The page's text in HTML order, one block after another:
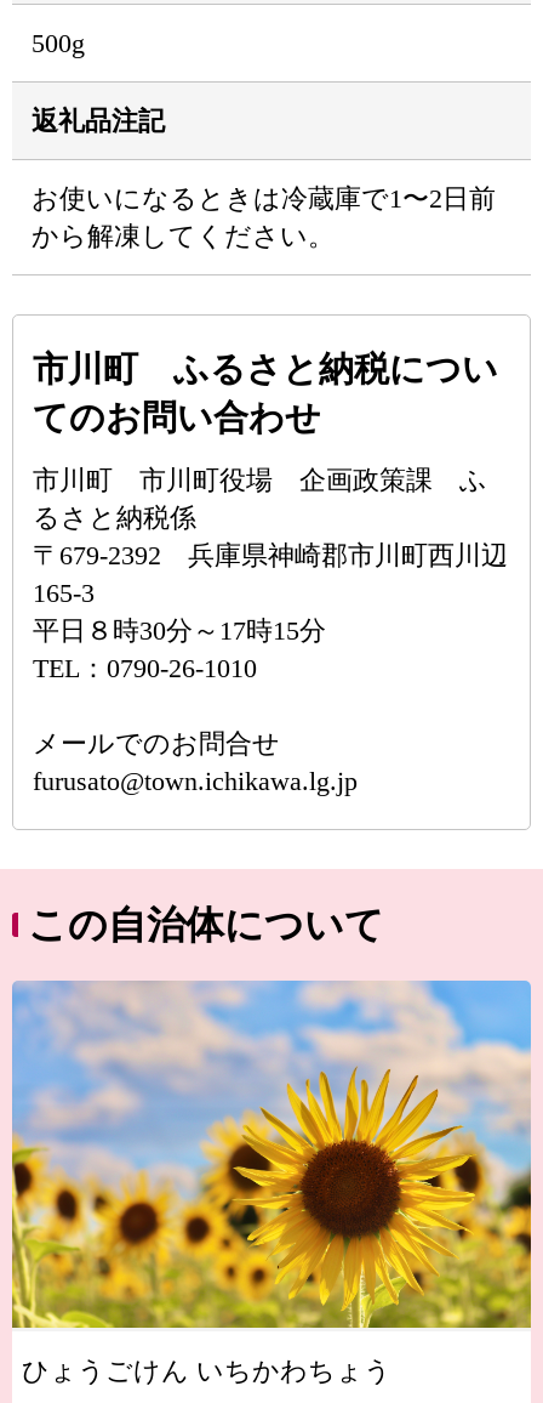
500g
返礼品注記
お使いになるときは冷蔵庫で1〜2日前
から解凍してください。
市川町 ふるさと納税につい
てのお問い合わせ
市川町 市川町役場 企画政策課 ふ
るさと納税係
〒679-2392 兵庫県神崎郡市川町西川辺
165-3
平日８時30分～17時15分
TEL：0790-26-1010
メールでのお問合せ
furusato@town.ichikawa.lg.jp
この自治体について
ひょうごけん いちかわちょう